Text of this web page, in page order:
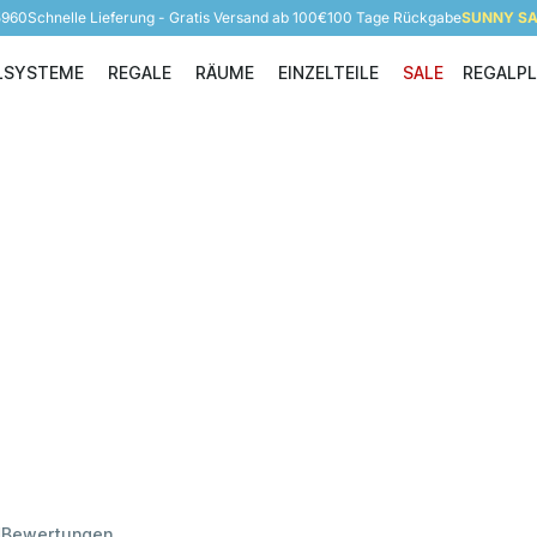
Schnelle Lieferung - Gratis Versand ab 100€100 Tage RückgabeSUNNY
Regalsysteme
REGALE
Regale
RÄUME
Räume
EINZELTEILE
Einzelteile
SALE